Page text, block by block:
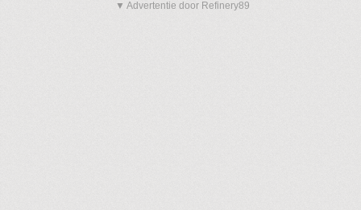
▼ Advertentie door Refinery89